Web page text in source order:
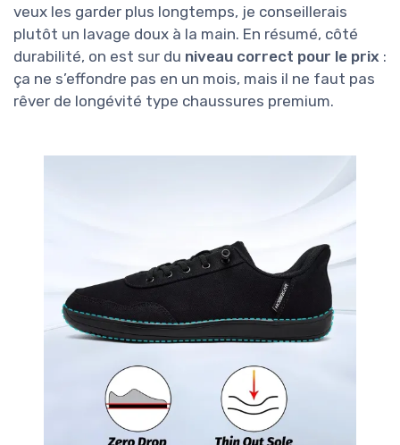
veux les garder plus longtemps, je conseillerais
plutôt un lavage doux à la main. En résumé, côté
durabilité, on est sur du niveau correct pour le prix :
ça ne s’effondre pas en un mois, mais il ne faut pas
rêver de longévité type chaussures premium.